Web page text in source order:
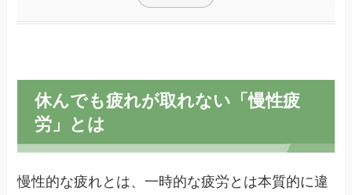
休んでも疲れが取れない「慢性疲
労」とは
慢性的な疲れとは、一時的な疲労とは本質的に違